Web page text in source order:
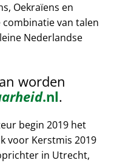
Oekraïens en
combinatie van talen
Nederlandse
worden
.nl.
begin 2019 het
voor Kerstmis 2019
in Utrecht,